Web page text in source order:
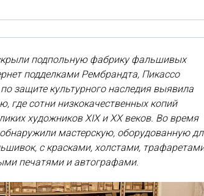
подпольную фабрику фальшивых
подделками Рембрандта, Пикассо
защите культурного наследия выявила
где сотни низкокачественных копий
художников XIX и XX веков. Во время
мастерскую, оборудованную
с красками, холстами,
печатями и автографами.